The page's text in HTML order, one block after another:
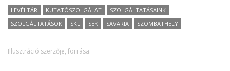
LEVÉLTÁR KUTATÓSZOLGÁLAT
SZOLGÁLTATÁSAINK
SZOLGÁLTATÁSOK
SKL SEK SAVARIA SZOMBATHELY
Illusztráció szerzője, forrása: